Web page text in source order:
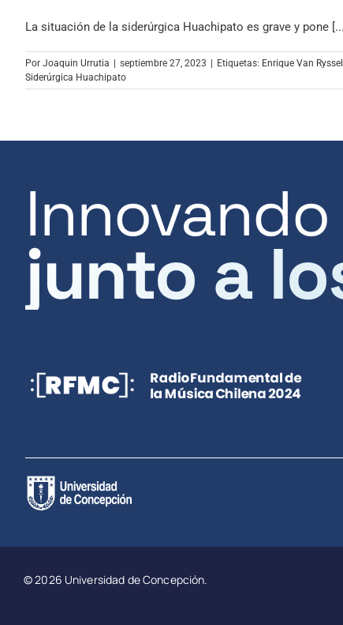
La situación de la siderúrgica Huachipato es grave y pone
Por Joaquin Urrutia | septiembre 27, 2023 | Etiquetas: Enrique Van
Siderúrgica Huachipato
Innovando
junto a
© 2026 Universidad de Concepción.